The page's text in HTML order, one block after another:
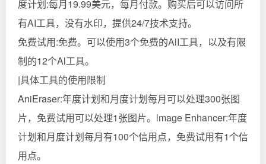
度计划:每月19.99美元，每月付款。购买后可以访问所
有AI工具，没有水印，提供24/7技术支持。
免费试用:免费。可以使用3个免费的AlI工具，以及有限
制的12个Al工具。
|具体工具的使用限制
AniEraser:年度计划和月度计划每月可以处理300张图
片，免费试用可以处理1张图片。lmage Enhancer:年度
计划和月度计划每月有100个信用点，免费试用有1个信
用点。